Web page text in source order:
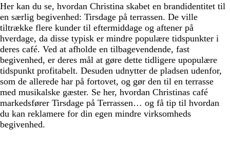
Her kan du se, hvordan Christina skabet en brandidentitet til
en særlig begivenhed: Tirsdage på terrassen. De ville
tiltrække flere kunder til eftermiddage og aftener på
hverdage, da disse typisk er mindre populære tidspunkter i
deres café. Ved at afholde en tilbagevendende, fast
begivenhed, er deres mål at gøre dette tidligere upopulære
tidspunkt profitabelt. Desuden udnytter de pladsen udenfor,
som de allerede har på fortovet, og gør den til en terrasse
med musikalske gæster. Se her, hvordan Christinas café
markedsfører Tirsdage på Terrassen… og få tip til hvordan
du kan reklamere for din egen mindre virksomheds
begivenhed.